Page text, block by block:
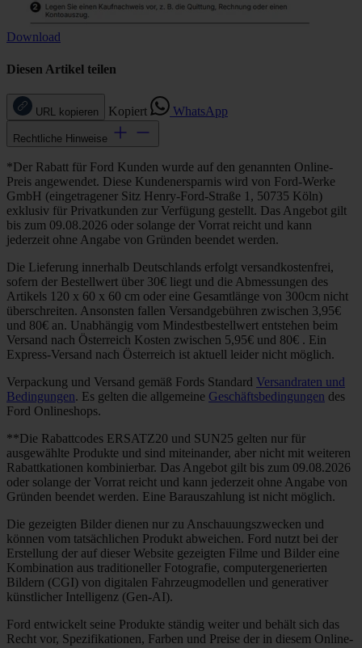
Download
Diesen Artikel teilen
URL kopieren Kopiert WhatsApp
Rechtliche Hinweise
*Der Rabatt für Ford Kunden wurde auf den genannten Online-
Preis angewendet. Diese Kundenersparnis wird von Ford-Werke
GmbH (eingetragener Sitz Henry-Ford-Straße 1, 50735 Köln)
exklusiv für Privatkunden zur Verfügung gestellt. Das Angebot gilt
bis zum 09.08.2026 oder solange der Vorrat reicht und kann
jederzeit ohne Angabe von Gründen beendet werden.
Die Lieferung innerhalb Deutschlands erfolgt versandkostenfrei,
sofern der Bestellwert über 30€ liegt und die Abmessungen des
Artikels 120 x 60 x 60 cm oder eine Gesamtlänge von 300cm nicht
überschreiten. Ansonsten fallen Versandgebühren zwischen 3,95€
und 80€ an. Unabhängig vom Mindestbestellwert entstehen beim
Versand nach Österreich Kosten zwischen 5,95€ und 80€ . Ein
Express-Versand nach Österreich ist aktuell leider nicht möglich.
Verpackung und Versand gemäß Fords Standard Versandraten und
Bedingungen. Es gelten die allgemeine Geschäftsbedingungen des
Ford Onlineshops.
**Die Rabattcodes ERSATZ20 und SUN25 gelten nur für
ausgewählte Produkte und sind miteinander, aber nicht mit weiteren
Rabattkationen kombinierbar. Das Angebot gilt bis zum 09.08.2026
oder solange der Vorrat reicht und kann jederzeit ohne Angabe von
Gründen beendet werden. Eine Barauszahlung ist nicht möglich.
Die gezeigten Bilder dienen nur zu Anschauungszwecken und
können vom tatsächlichen Produkt abweichen. Ford nutzt bei der
Erstellung der auf dieser Website gezeigten Filme und Bilder eine
Kombination aus traditioneller Fotografie, computergenerierten
Bildern (CGI) von digitalen Fahrzeugmodellen und generativer
künstlicher Intelligenz (Gen-AI).
Ford entwickelt seine Produkte ständig weiter und behält sich das
Recht vor, Spezifikationen, Farben und Preise der in diesem Online-